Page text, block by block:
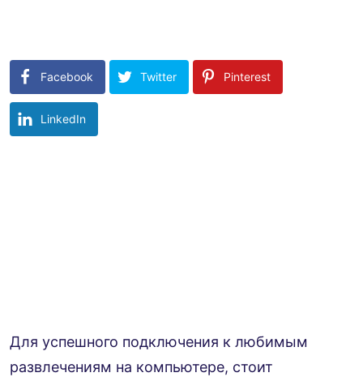
Facebook Twitter Pinterest
LinkedIn
Для успешного подключения к любимым
развлечениям на компьютере, стоит